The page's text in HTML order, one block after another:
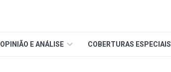
OPINIÃO E ANÁLISE COBERTURAS ESPECIAIS